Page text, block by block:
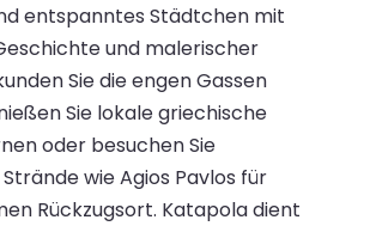
entspanntes Städtchen mit
und malerischer
Sie die engen Gassen
Sie lokale griechische
oder besuchen Sie
wie Agios Pavlos für
Rückzugsort. Katapola dient